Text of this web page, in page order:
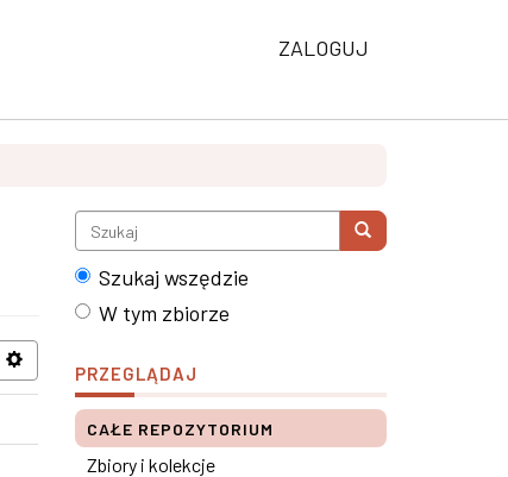
ZALOGUJ
Szukaj wszędzie
W tym zbiorze
PRZEGLĄDAJ
CAŁE REPOZYTORIUM
Zbiory i kolekcje